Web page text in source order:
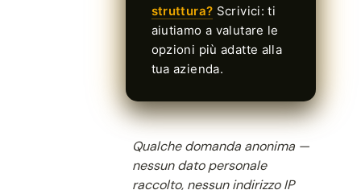
struttura? Scrivici: ti
aiutiamo a valutare le
opzioni più adatte alla
tua azienda.